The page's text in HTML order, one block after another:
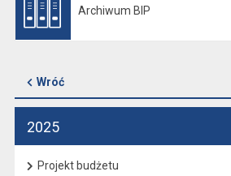
Archiwum BIP
Wróć
2025
Projekt budżetu